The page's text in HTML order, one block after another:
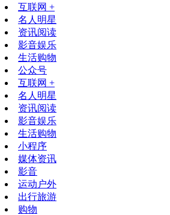
互联网 +
名人明星
资讯阅读
影音娱乐
生活购物
公众号
互联网 +
名人明星
资讯阅读
影音娱乐
生活购物
小程序
媒体资讯
影音
运动户外
出行旅游
购物